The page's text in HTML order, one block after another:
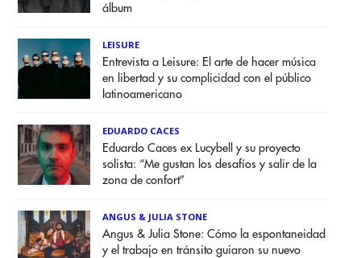
álbum
LEISURE
Entrevista a Leisure: El arte de hacer música
en libertad y su complicidad con el público
latinoamericano
EDUARDO CACES
Eduardo Caces ex Lucybell y su proyecto
solista: “Me gustan los desafíos y salir de la
zona de confort”
ANGUS & JULIA STONE
Angus & Julia Stone: Cómo la espontaneidad
y el trabajo en tránsito guiaron su nuevo